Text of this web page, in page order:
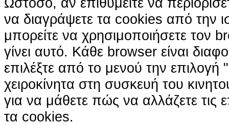
να διαγράψετε τα cookies από την
μπορείτε να χρησιμοποιήσετε τον
γίνει αυτό. Κάθε browser είναι
επιλέξτε από το μενού την επιλογή
χειροκίνητα στη συσκευή του
για να μάθετε πώς να αλλάζετε τις
τα cookies.